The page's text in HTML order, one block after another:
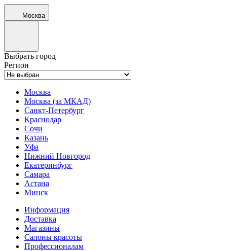
Москва
Выбрать город
Регион
Москва
Москва (за МКАД)
Санкт-Петербург
Краснодар
Сочи
Казань
Уфа
Нижний Новгород
Екатеринбург
Самара
Астана
Минск
Информация
Доставка
Магазины
Салоны красоты
Профессионалам